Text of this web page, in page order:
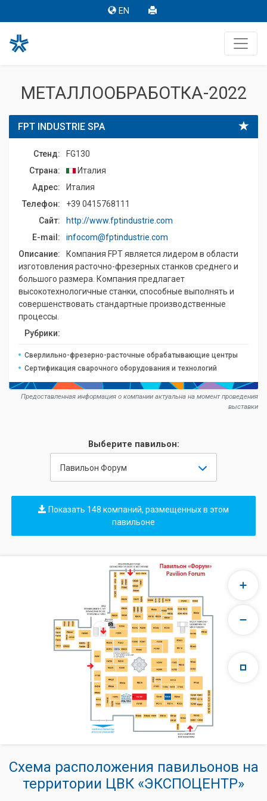
EN
МЕТАЛЛООБРАБОТКА-2022
FPT INDUSTRIE SPA
Стенд:
FG130
Страна:
Италия
Адрес:
Италия
Телефон:
+39 0415768111
Сайт:
http://www.fptindustrie.com
E-mail:
infocom@fptindustrie.com
Описание:
Компания FPT является лидером в области
изготовления расточно-фрезерных станков среднего и
большого размера. Компания предлагает
высокотехнологичные станки, способные выполнять и
совершенствовать стандартные производственные
процессы.
Рубрики:
Сверлильно-фрезерно-расточные обрабатывающие центры
Сертификация сварочного оборудования и технологий
Предоставленная информация о компании актуальна на момент проведения
выставки
Выберите павильон:
Павильон Форум
Показать 148 компаний, размещенных в этом
павильоне
Схема расположения павильонов на
территории ЦВК «ЭКСПОЦЕНТР»